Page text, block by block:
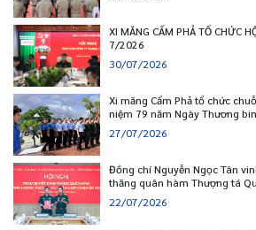
XI MĂNG CẨM PHẢ TỔ CHỨC
7/2026
30/07/2026
Xi măng Cẩm Phả tổ chức
niệm 79 năm Ngày Thương
27/07/2026
Đồng chí Nguyễn Ngọc Tân
thăng quân hàm Thượng tá
22/07/2026